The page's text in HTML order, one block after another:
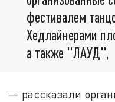
фестивалем
Хедлайнерами
а также "ЛАУД",
— рассказали